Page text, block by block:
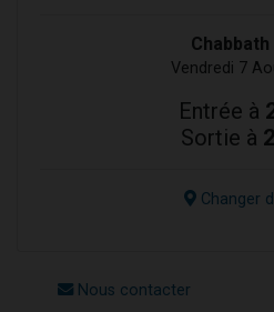
Chabbath
Vendredi 7
Entrée à
Sortie à
Changer
Nous contacter